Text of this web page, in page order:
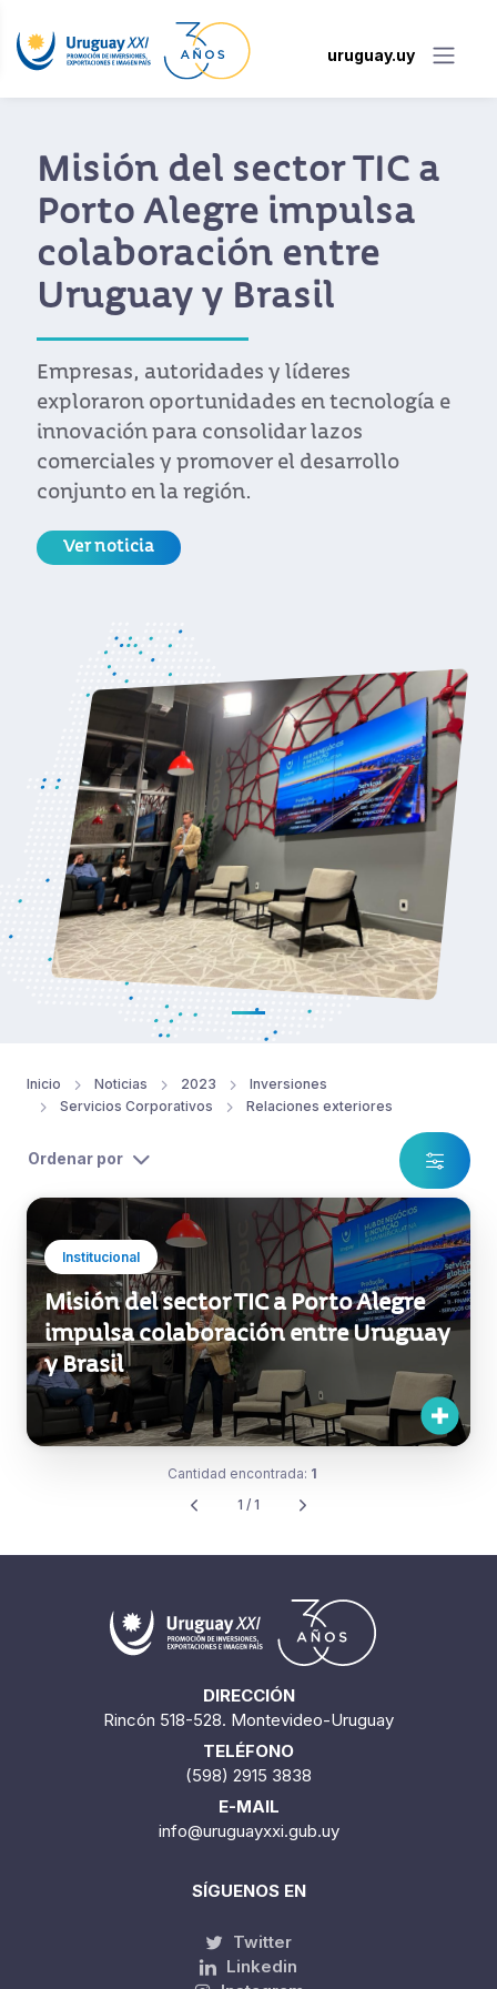
uruguay.uy
Misión del sector TIC a
Porto Alegre impulsa
colaboración entre
Uruguay y Brasil
Empresas, autoridades y líderes
exploraron oportunidades en tecnología e
innovación para consolidar lazos
comerciales y promover el desarrollo
conjunto en la región.
Ver noticia
Inicio Noticias 2023
Inversiones
Servicios Corporativos
Relaciones exteriores
Ordenar por
Institucional
Misión del sector TIC a Porto Alegre
impulsa colaboración entre Uruguay
y Brasil
Cantidad encontrada: 1
1 / 1
DIRECCIÓN
Rincón 518-528. Montevideo-Uruguay
TELÉFONO
(598) 2915 3838
E-MAIL
info@uruguayxxi.gub.uy
SÍGUENOS EN
Twitter
Linkedin